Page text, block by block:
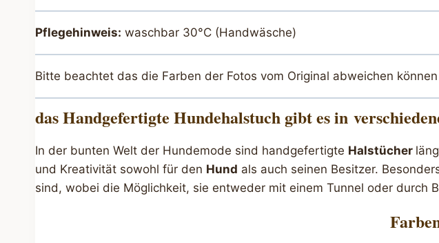
Pflegehinweis: waschbar 30°C (Handwäsche)
Bitte beachtet das die Farben der Fotos vom Original abweichen
das Handgefertigte Hundehalstuch gibt es in
In der bunten Welt der Hundemode sind handgefertigte Halstücher
und Kreativität sowohl für den Hund als auch seinen Besitzer.
sind, wobei die Möglichkeit, sie entweder mit einem Tunnel oder